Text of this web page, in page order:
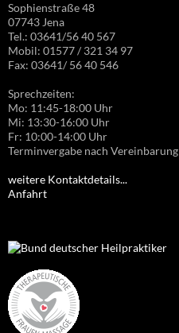
Sophienstraße 48
07743 Jena
Tel.: 03641/56 40 567
Mobil: 01577 / 321 34 97
Fax: 03641/ 56 40 546
Sprechzeiten:
Mo: 11:45-18:00 Uhr
Mi: 13:30-16:00 Uhr
Fr: 10:00-14:00 Uhr
Terminvergabe nach Vereinbarung
weitere Kontaktdetails...
Anfahrt